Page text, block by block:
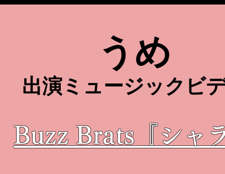
うめ
出演ミュージックビ
Buzz Brats『シャ